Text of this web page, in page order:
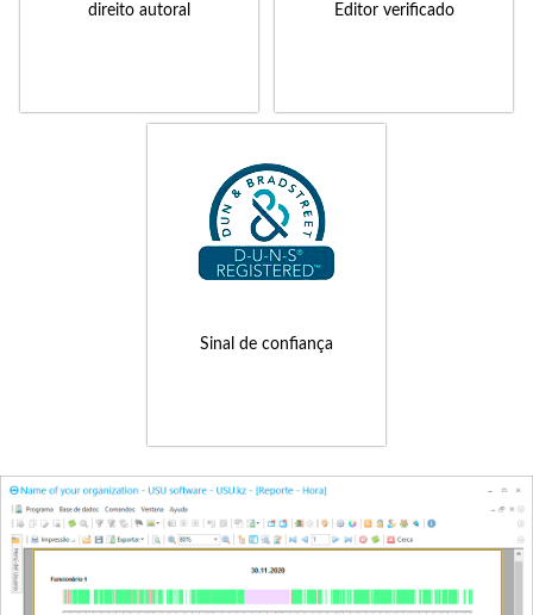
direito autoral Editor verificado
Sinal de confiança